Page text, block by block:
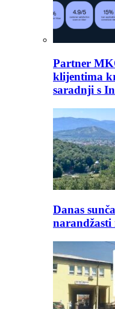
Partner
klijentima
saradnji s
Danas